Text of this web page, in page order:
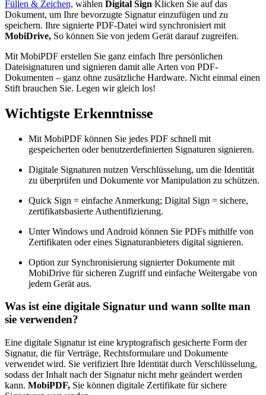
Füllen & Zeichen, wählen Digital Sign Klicken Sie auf das
Dokument, um Ihre bevorzugte Signatur einzufügen und zu
speichern. Ihre signierte PDF-Datei wird synchronisiert mit
MobiDrive, So können Sie von jedem Gerät darauf zugreifen.
Mit MobiPDF erstellen Sie ganz einfach Ihre persönlichen
Dateisignaturen und signieren damit alle Arten von PDF-
Dokumenten – ganz ohne zusätzliche Hardware. Nicht einmal einen
Stift brauchen Sie. Legen wir gleich los!
Wichtigste Erkenntnisse
Mit MobiPDF können Sie jedes PDF schnell mit
gespeicherten oder benutzerdefinierten Signaturen signieren.
Digitale Signaturen nutzen Verschlüsselung, um die Identität
zu überprüfen und Dokumente vor Manipulation zu schützen.
Quick Sign = einfache Anmerkung; Digital Sign = sichere,
zertifikatsbasierte Authentifizierung.
Unter Windows und Android können Sie PDFs mithilfe von
Zertifikaten oder eines Signaturanbieters digital signieren.
Option zur Synchronisierung signierter Dokumente mit
MobiDrive für sicheren Zugriff und einfache Weitergabe von
jedem Gerät aus.
Was ist eine digitale Signatur und wann sollte man
sie verwenden?
Eine digitale Signatur ist eine kryptografisch gesicherte Form der
Signatur, die für Verträge, Rechtsformulare und Dokumente
verwendet wird. Sie verifiziert Ihre Identität durch Verschlüsselung,
sodass der Inhalt nach der Signatur nicht mehr geändert werden
kann. MobiPDF, Sie können digitale Zertifikate für sichere